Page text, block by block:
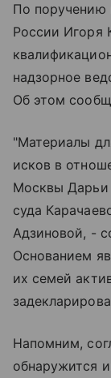
По поручению
России Игоря
надзорное
Об этом
"Материалы
исков в
Москвы Дарьи
суда
Адзиновой, -
Основанием
их семей
Напомним,
обнаружится